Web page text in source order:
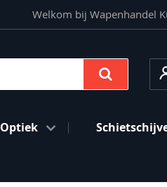
Welkom bij Wapenhandel
Optiek